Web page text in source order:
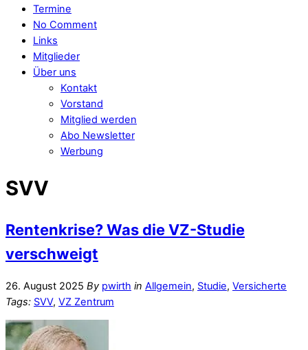
Termine
No Comment
Links
Mitglieder
Über uns
Kontakt
Vorstand
Mitglied werden
Abo Newsletter
Werbung
SVV
Rentenkrise? Was die VZ-Studie
verschweigt
26. August 2025 By pwirth in Allgemein, Studie, Versicherte
Tags: SVV, VZ Zentrum